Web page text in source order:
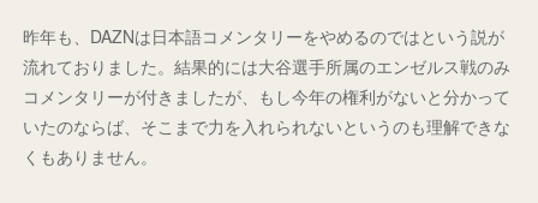
昨年も、DAZNは日本語コメンタリーをやめるのではという説が
流れておりました。結果的には大谷選手所属のエンゼルス戦のみ
コメンタリーが付きましたが、もし今年の権利がないと分かって
いたのならば、そこまで力を入れられないというのも理解できな
くもありません。